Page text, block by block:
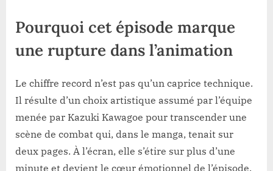
Pourquoi cet épisode marque
une rupture dans l’animation
Le chiffre record n’est pas qu’un caprice technique.
Il résulte d’un choix artistique assumé par l’équipe
menée par Kazuki Kawagoe pour transcender une
scène de combat qui, dans le manga, tenait sur
deux pages. À l’écran, elle s’étire sur plus d’une
minute et devient le cœur émotionnel de l’épisode.